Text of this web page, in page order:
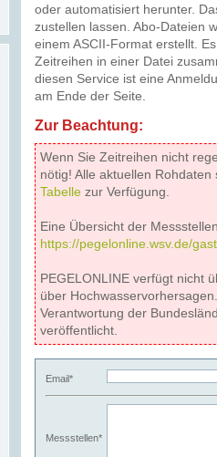
oder automatisiert herunter.
zustellen lassen. Abo-Dateien
einem ASCII-Format erstellt.
Zeitreihen in einer Datei
diesen Service ist eine
am Ende der Seite.
Zur Beachtung:
Wenn Sie Zeitreihen nicht
nötig! Alle aktuellen
Tabelle zur Verfügung.
Eine Übersicht der
https://pegelonline.wsv.de/
PEGELONLINE verfügt nicht
über
Verantwortung der
veröffentlicht.
Email*
Messstellen*